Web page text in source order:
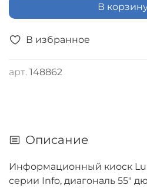
В избранное
арт. 148862
В
Описание
Информационный киоск
серии Info, диагональ 55"